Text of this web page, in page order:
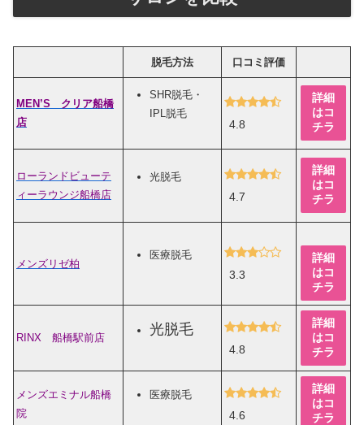
脱毛方法 口コミ評価
MEN’S クリア船橋
店
SHR脱毛・
IPL脱毛
4.8
詳細
はコ
チラ
ローランドビューテ
ィーラウンジ船橋店
光脱毛
4.7
詳細
はコ
チラ
メンズリゼ柏
医療脱毛
3.3
詳細
はコ
チラ
RINX 船橋駅前店 光脱毛
4.8
詳細
はコ
チラ
メンズエミナル船橋
院
医療脱毛
4.6
詳細
はコ
チラ